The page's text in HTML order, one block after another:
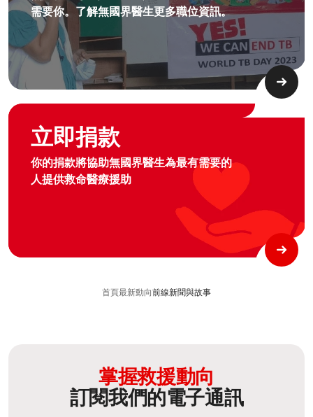
需要你。了解無國界醫生更多職位資訊。​
立即捐款
你的捐款將協助無國界醫生為最有需要的
人提供救命醫療援助
Graphic of hand with heart logo
首頁最新動向前線新聞與故事
掌握救援動向
訂閱我們的電子通訊